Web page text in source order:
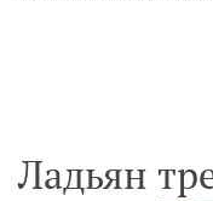
Ладьян